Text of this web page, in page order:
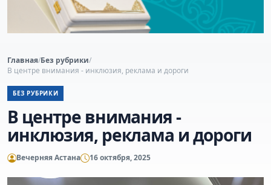
Главная/Без рубрики/
В центре внимания - инклюзия, реклама и дороги
БЕЗ РУБРИКИ
В центре внимания -
инклюзия, реклама и дороги
Вечерняя Астана 16 октября, 2025